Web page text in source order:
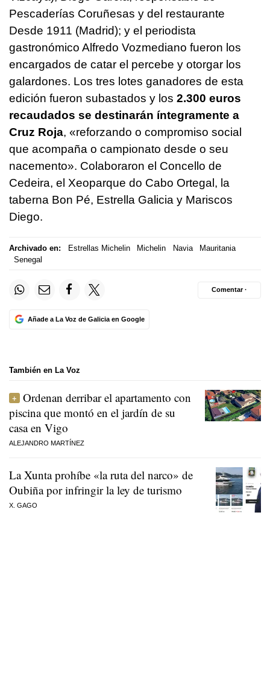
Pescaderías Coruñesas y del restaurante
Desde 1911 (Madrid); y el periodista
gastronómico Alfredo Vozmediano fueron los
encargados de catar el percebe y otorgar los
galardones. Los tres lotes ganadores de esta
edición fueron subastados y los 2.300 euros
recaudados se destinarán íntegramente a
Cruz Roja, «reforzando o compromiso social
que acompaña o campionato desde o seu
nacemento». Colaboraron el Concello de
Cedeira, el Xeoparque do Cabo Ortegal, la
taberna Bon Pé, Estrella Galicia y Mariscos
Diego.
Archivado en: Estrellas Michelin Michelin Navia
Mauritania
Senegal
Añade a La Voz de Galicia en Google
Comentar ·
También en La Voz
Ordenan derribar el apartamento con
piscina que montó en el jardín de su
casa en Vigo
ALEJANDRO MARTÍNEZ
La Xunta prohíbe «la ruta del narco» de
Oubiña por infringir la ley de turismo
X. GAGO